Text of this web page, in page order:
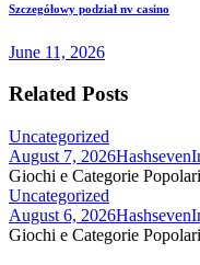
Szczegółowy podział nv casino
June 11, 2026
Related Posts
Uncategorized
August 7, 2026
Giochi e Categorie
Uncategorized
August 6, 2026
Giochi e Categorie